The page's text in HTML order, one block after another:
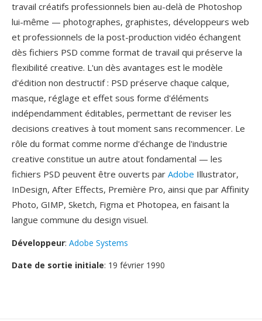
travail créatifs professionnels bien au-delà de Photoshop
lui-même — photographes, graphistes, développeurs web
et professionnels de la post-production vidéo échangent
dès fichiers PSD comme format de travail qui préserve la
flexibilité creative. L'un dès avantages est le modèle
d'édition non destructif : PSD préserve chaque calque,
masque, réglage et effet sous forme d'éléments
indépendamment éditables, permettant de reviser les
decisions creatives à tout moment sans recommencer. Le
rôle du format comme norme d'échange de l'industrie
creative constitue un autre atout fondamental — les
fichiers PSD peuvent être ouverts par Adobe Illustrator,
InDesign, After Effects, Première Pro, ainsi que par Affinity
Photo, GIMP, Sketch, Figma et Photopea, en faisant la
langue commune du design visuel.
Développeur: Adobe Systems
Date de sortie initiale: 19 février 1990